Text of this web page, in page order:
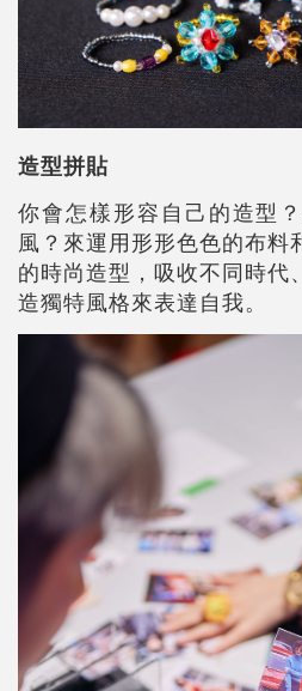
造型拼貼
你會怎樣形容自己的造型
風？來運用形形色色的布料
的時尚造型，吸收不同時代
造獨特風格來表達自我。